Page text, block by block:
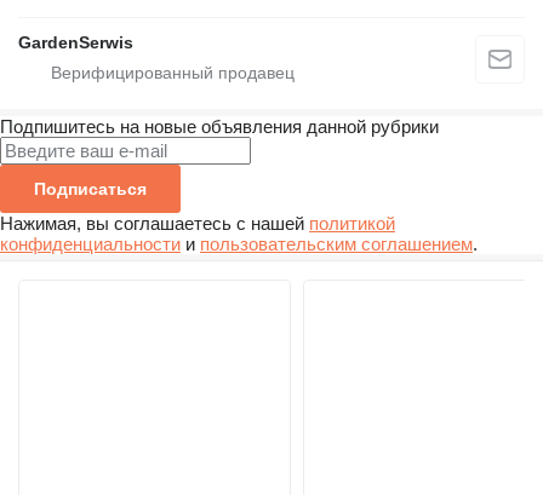
GardenSerwis
Подпишитесь на новые объявления данной рубрики
Подписаться
Нажимая, вы соглашаетесь с нашей политикой
конфиденциальности и пользовательским соглашением.